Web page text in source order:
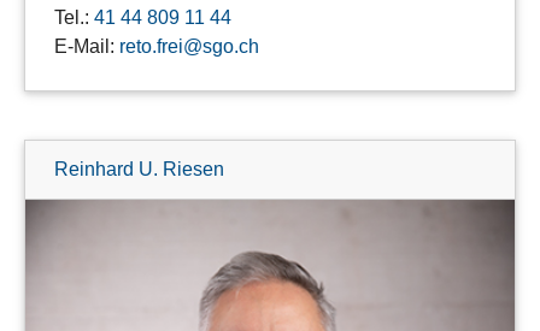
Tel.: 41 44 809 11 44
E-Mail: reto.frei@sgo.ch
Reinhard U. Riesen